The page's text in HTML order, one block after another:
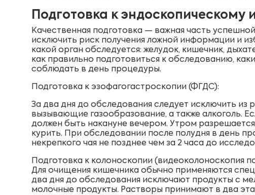
Подготовка к эндоскопическому
Качественная подготовка — важная часть
исключить риск получения ложной информации и
какой орган обследуется: желудок, кишечник,
как правильно подготовиться к обследованию,
соблюдать в день процедуры.
Подготовка к эзофагогастроскопии (ФГДС):
За два дня до обследования следует исключить
вызывающие газообразование, а также алкоголь.
должен быть накануне вечером. Утром
курить. При обследовании после полудня в день
некрепкого чая не позднее чем за 2 часа до
Подготовка к колоноскопии (видеоколоноскопия
Для очищения кишечника обычно применяются
два дня до обследования исключают продукты с
молочные продукты. Растворы принимают в два